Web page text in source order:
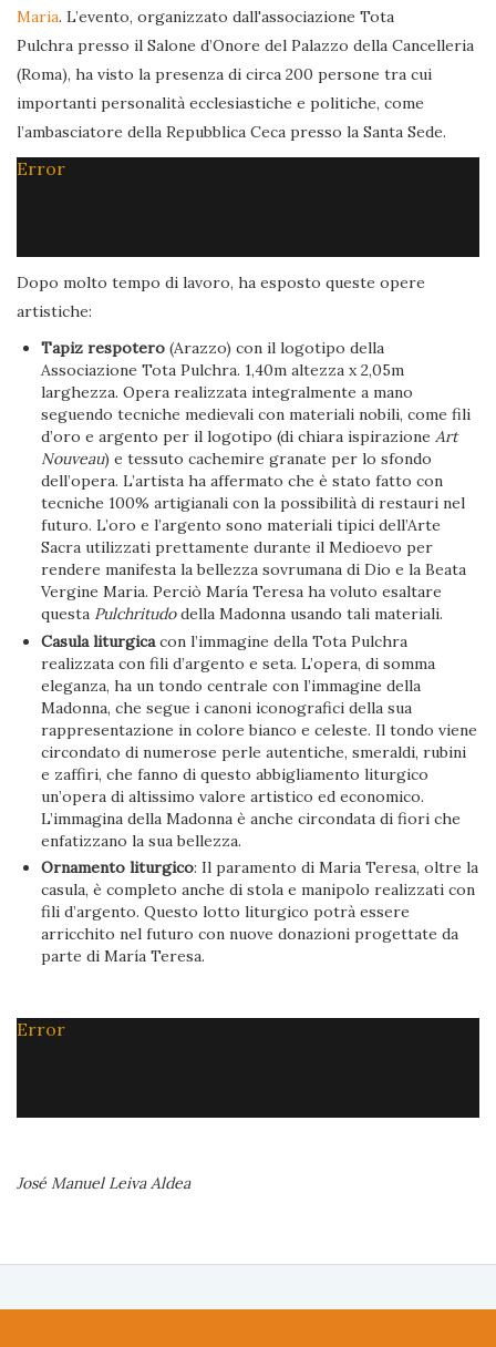
Maria. L’evento, organizzato dall'associazione Tota
Pulchra presso il Salone d’Onore del Palazzo della Cancelleria
(Roma), ha visto la presenza di circa 200 persone tra cui
importanti personalità ecclesiastiche e politiche, come
l’ambasciatore della Repubblica Ceca presso la Santa Sede.
Error
Dopo molto tempo di lavoro, ha esposto queste opere
artistiche:
Tapiz respotero (Arazzo) con il logotipo della
Associazione Tota Pulchra. 1,40m altezza x 2,05m
larghezza. Opera realizzata integralmente a mano
seguendo tecniche medievali con materiali nobili, come fili
d’oro e argento per il logotipo (di chiara ispirazioneArt
Nouveau) e tessuto cachemire granate per lo sfondo
dell’opera. L’artista ha affermato che è stato fatto con
tecniche 100% artigianali con la possibilità di restauri nel
futuro. L’oro e l’argento sono materiali tipici dell’Arte
Sacra utilizzati prettamente durante il Medioevo per
rendere manifesta la bellezza sovrumana di Dio e la Beata
Vergine Maria. Perciò María Teresa ha voluto esaltare
questa Pulchritudodella Madonna usando tali materiali.
Casula liturgicacon l’immagine della Tota Pulchra
realizzata con fili d’argento e seta. L’opera, di somma
eleganza, ha un tondo centrale con l’immagine della
Madonna, che segue i canoni iconografici della sua
rappresentazione in colore bianco e celeste. Il tondo viene
circondato di numerose perle autentiche, smeraldi, rubini
e zaffiri, che fanno di questo abbigliamento liturgico
un’opera di altissimo valore artistico ed economico.
L’immagina della Madonna è anche circondata di fiori che
enfatizzano la sua bellezza.
Ornamento liturgico: Il paramento di Maria Teresa, oltre la
casula, è completo anche di stola e manipolo realizzati con
fili d’argento. Questo lotto liturgico potrà essere
arricchito nel futuro con nuove donazioni progettate da
parte di María Teresa.
Error
José Manuel Leiva Aldea